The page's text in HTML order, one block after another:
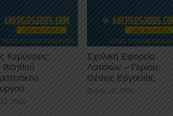
Κερύνειας:
Βοηθού
2026
Σχολική Εφορεία
Λατσιών – Γερίου:
Θέσεις Εργασίας
July 12, 2026